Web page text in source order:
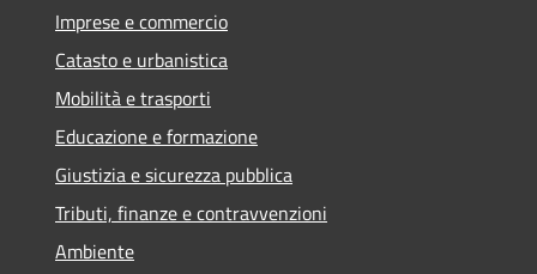
Imprese e commercio
Catasto e urbanistica
Mobilità e trasporti
Educazione e formazione
Giustizia e sicurezza pubblica
Tributi, finanze e contravvenzioni
Ambiente